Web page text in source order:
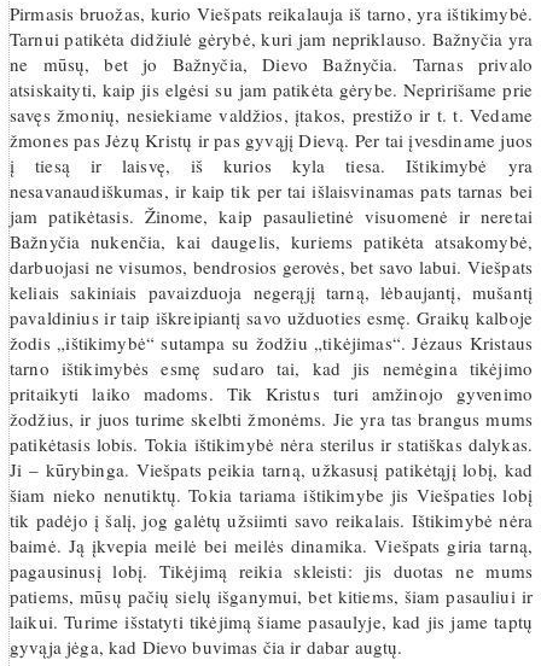
Pirmasis bruožas, kurio Viešpats reikalauja iš tarno, yra ištikimybė.
Tarnui patikėta didžiulė gėrybė, kuri jam nepriklauso. Bažnyčia yra
ne mūsų, bet jo Bažnyčia, Dievo Bažnyčia. Tarnas privalo
atsiskaityti, kaip jis elgėsi su jam patikėta gėrybe. Nepririšame prie
savęs žmonių, nesiekiame valdžios, įtakos, prestižo ir t. t. Vedame
žmones pas Jėzų Kristų ir pas gyvąjį Dievą. Per tai įvesdiname juos
į tiesą ir laisvę, iš kurios kyla tiesa. Ištikimybė yra
nesavanaudiškumas, ir kaip tik per tai išlaisvinamas pats tarnas bei
jam patikėtasis. Žinome, kaip pasaulietinė visuomenė ir neretai
Bažnyčia nukenčia, kai daugelis, kuriems patikėta atsakomybė,
darbuojasi ne visumos, bendrosios gerovės, bet savo labui. Viešpats
keliais sakiniais pavaizduoja negerąjį tarną, lėbaujantį, mušantį
pavaldinius ir taip iškreipiantį savo užduoties esmę. Graikų kalboje
žodis „ištikimybė“ sutampa su žodžiu „tikėjimas“. Jėzaus Kristaus
tarno ištikimybės esmę sudaro tai, kad jis nemėgina tikėjimo
pritaikyti laiko madoms. Tik Kristus turi amžinojo gyvenimo
žodžius, ir juos turime skelbti žmonėms. Jie yra tas brangus mums
patikėtasis lobis. Tokia ištikimybė nėra sterilus ir statiškas dalykas.
Ji – kūrybinga. Viešpats peikia tarną, užkasusį patikėtąjį lobį, kad
šiam nieko nenutiktų. Tokia tariama ištikimybe jis Viešpaties lobį
tik padėjo į šalį, jog galėtų užsiimti savo reikalais. Ištikimybė nėra
baimė. Ją įkvepia meilė bei meilės dinamika. Viešpats giria tarną,
pagausinusį lobį. Tikėjimą reikia skleisti: jis duotas ne mums
patiems, mūsų pačių sielų išganymui, bet kitiems, šiam pasauliui ir
laikui. Turime išstatyti tikėjimą šiame pasaulyje, kad jis jame taptų
gyvąja jėga, kad Dievo buvimas čia ir dabar augtų.